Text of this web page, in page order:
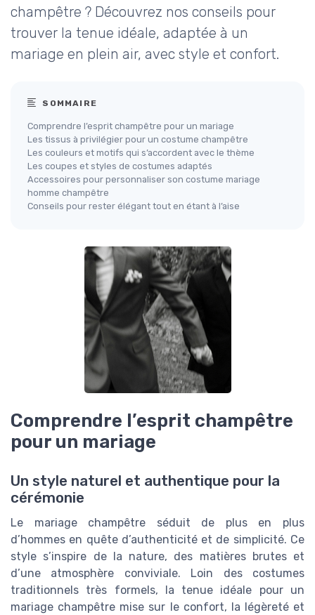
champêtre ? Découvrez nos conseils pour
trouver la tenue idéale, adaptée à un
mariage en plein air, avec style et confort.
SOMMAIRE
Comprendre l’esprit champêtre pour un mariage
Les tissus à privilégier pour un costume champêtre
Les couleurs et motifs qui s’accordent avec le thème
Les coupes et styles de costumes adaptés
Accessoires pour personnaliser son costume mariage
homme champêtre
Conseils pour rester élégant tout en étant à l’aise
Comprendre l’esprit champêtre
pour un mariage
Un style naturel et authentique pour la
cérémonie
Le mariage champêtre séduit de plus en plus
d’hommes en quête d’authenticité et de simplicité. Ce
style s’inspire de la nature, des matières brutes et
d’une atmosphère conviviale. Loin des costumes
traditionnels très formels, la tenue idéale pour un
mariage champêtre mise sur le confort, la légèreté et